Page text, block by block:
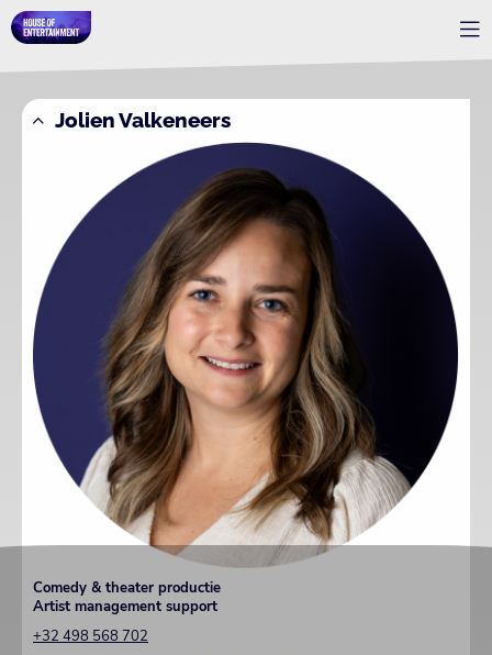
Jolien Valkeneers
Comedy & theater productie
Artist management support
+32 498 568 702